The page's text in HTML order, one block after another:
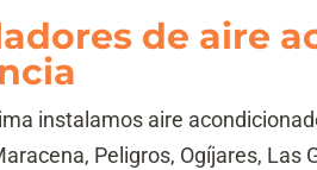
de aire
instalamos aire
Peligros, Ogíjares, Las